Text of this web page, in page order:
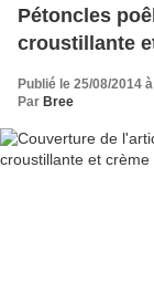
Pétoncles
croustillante
Publié le 25/08/2014
Par Bree